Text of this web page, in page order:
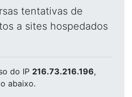
tentativas de
a sites hospedados
do IP 216.73.216.196,
abaixo.